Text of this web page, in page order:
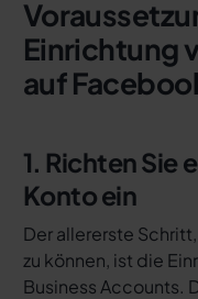
Einrichtung
auf
1. Richten Sie
Konto ein
Der allererste
zu können, ist die
Business Accounts.